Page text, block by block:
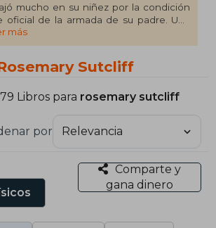
mucho en su niñez por la condición
oficial de la armada de su padre. Una
le acarreó el vivir en una silla
ruedas prácticamente toda su vida.
a pintar miniaturas hasta que en
y fundamentalmente novelas de
histórica, caracterizadas por su
minuciosa y de gran calidad
más
Sutcliff
Libros para rosemary sutcliff
por
Comparte y
gana dinero